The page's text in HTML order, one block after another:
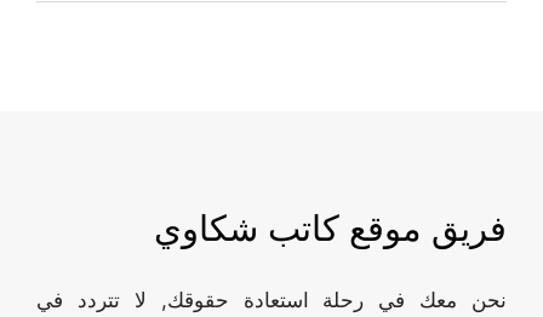
فريق موقع كاتب شكاوي
نحن معك في رحلة استعادة حقوقك, لا تتردد في